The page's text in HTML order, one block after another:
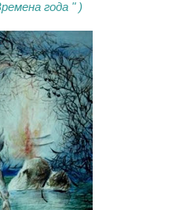
года " )